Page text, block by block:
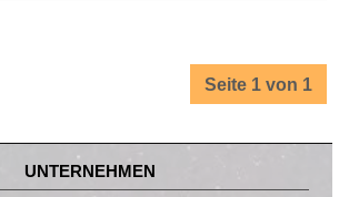
Seite 1 von 1
UNTERNEHMEN